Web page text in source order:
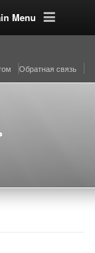
Menu
Обратная связь